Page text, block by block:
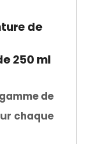
de
250 ml
de
chaque